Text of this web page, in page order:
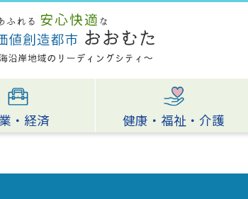
・経済 健康・福祉・介護